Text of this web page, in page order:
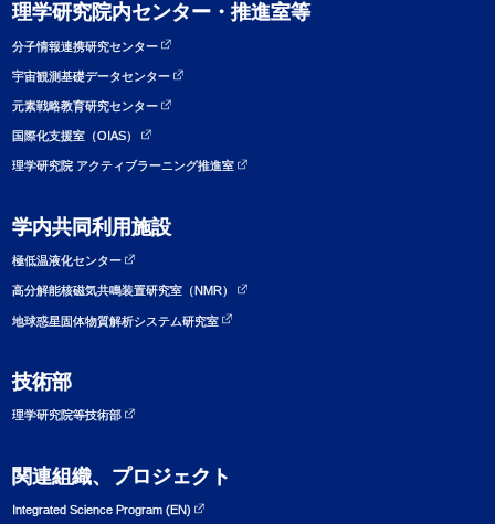
理学研究院内センター・推進室等
分子情報連携研究センター
宇宙観測基礎データセンター
元素戦略教育研究センター
国際化支援室（OIAS）
理学研究院 アクティブラーニング推進室
学内共同利用施設
極低温液化センター
高分解能核磁気共鳴装置研究室（NMR）
地球惑星固体物質解析システム研究室
技術部
理学研究院等技術部
関連組織、プロジェクト
Integrated Science Program (EN)